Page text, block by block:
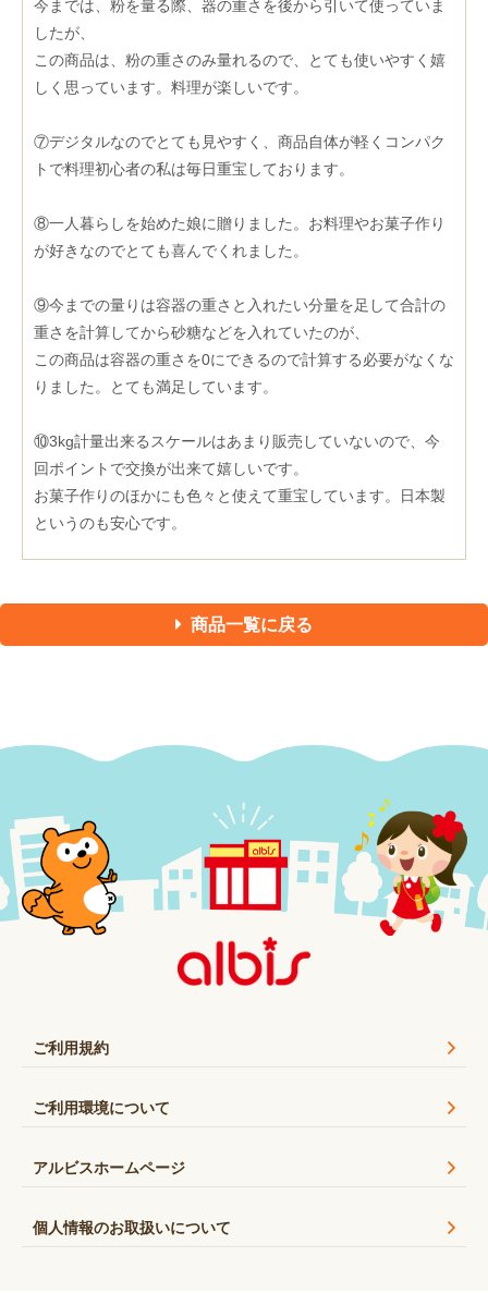
今までは、粉を量る際、器の重さを後から引いて使っていま
したが、
この商品は、粉の重さのみ量れるので、とても使いやすく嬉
しく思っています。料理が楽しいです。
⑦デジタルなのでとても見やすく、商品自体が軽くコンパク
トで料理初心者の私は毎日重宝しております。
⑧一人暮らしを始めた娘に贈りました。お料理やお菓子作り
が好きなのでとても喜んでくれました。
⑨今までの量りは容器の重さと入れたい分量を足して合計の
重さを計算してから砂糖などを入れていたのが、
この商品は容器の重さを0にできるので計算する必要がなくな
りました。とても満足しています。
⑩3kg計量出来るスケールはあまり販売していないので、今
回ポイントで交換が出来て嬉しいです。
お菓子作りのほかにも色々と使えて重宝しています。日本製
というのも安心です。
商品一覧に戻る
ご利用規約
ご利用環境について
アルビスホームページ
個人情報のお取扱いについて